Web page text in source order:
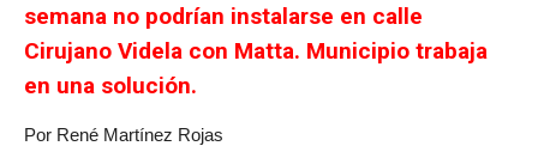
semana no podrían instalarse en calle
Cirujano Videla con Matta. Municipio trabaja
en una solución.
Por René Martínez Rojas